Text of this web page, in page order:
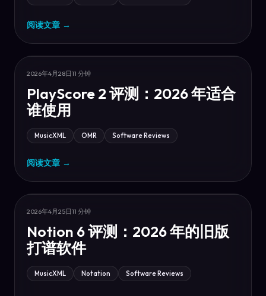
阅读文章 →
2026年4月28日11 分钟
PlayScore 2 评测：2026 年适合
谁使用
MusicXML OMR Software Reviews
阅读文章 →
2026年4月25日11 分钟
Notion 6 评测：2026 年的旧版
打谱软件
MusicXML Notation Software Reviews